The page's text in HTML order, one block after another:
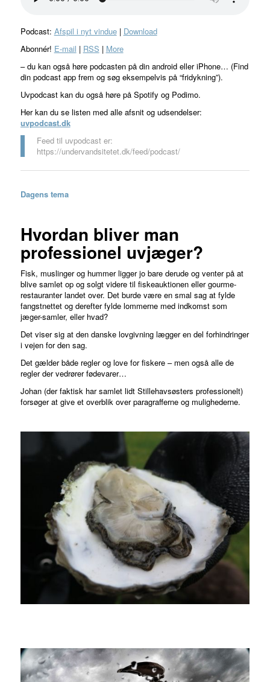
Podcast: Afspil i nyt vindue| Download
Abonnér! E-mail | RSS | More
– du kan også høre podcasten på din android eller iPhone… (Find
din podcast app frem og søg eksempelvis på “fridykning”).
Uvpodcast kan du også høre på Spotify og Podimo.
Her kan du se listen med alle afsnit og udsendelser:
uvpodcast.dk
Feed til uvpodcast er:
https://undervandsitetet.dk/feed/podcast/
Dagens tema
Hvordan bliver man
professionel uvjæger?
Fisk, muslinger og hummer ligger jo bare derude og venter på at
blive samlet op og solgt videre til fiskeauktionen eller gourme-
restauranter landet over. Det burde være en smal sag at fylde
fangstnettet og derefter fylde lommerne med indkomst som
jæger-samler, eller hvad?
Det viser sig at den danske lovgivning lægger en del forhindringer
i vejen for den sag.
Det gælder både regler og love for fiskere – men også alle de
regler der vedrører fødevarer…
Johan (der faktisk har samlet lidt Stillehavsøsters professionelt)
forsøger at give et overblik over paragrafferne og mulighederne.